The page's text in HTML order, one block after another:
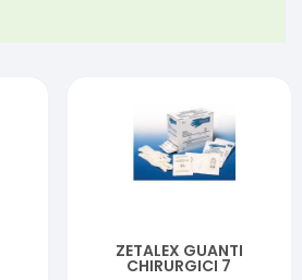
ZETALEX GUANTI
CHIRURGICI 7